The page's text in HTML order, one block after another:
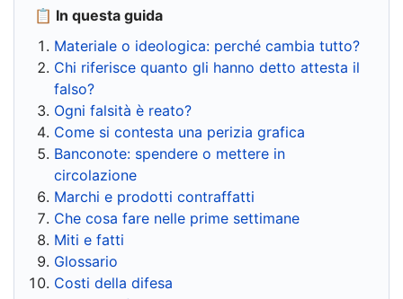
📋 In questa guida
Materiale o ideologica: perché cambia tutto?
Chi riferisce quanto gli hanno detto attesta il
falso?
Ogni falsità è reato?
Come si contesta una perizia grafica
Banconote: spendere o mettere in
circolazione
Marchi e prodotti contraffatti
Che cosa fare nelle prime settimane
Miti e fatti
Glossario
Costi della difesa